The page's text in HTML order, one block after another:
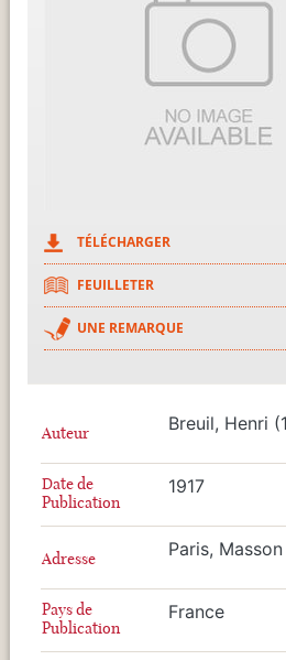
TÉLÉCHARGER
FEUILLETER
UNE REMARQUE
Auteur Breuil, Henri
Date de
Publication
1917
Adresse Paris, Masson
Pays de
Publication
France